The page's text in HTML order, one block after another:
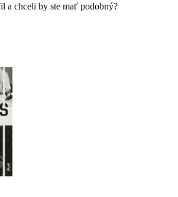
a chceli by ste mať podobný?